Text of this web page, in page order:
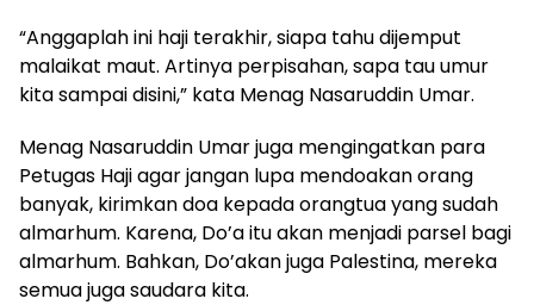
“Anggaplah ini haji terakhir, siapa tahu dijemput
malaikat maut. Artinya perpisahan, sapa tau umur
kita sampai disini,” kata Menag Nasaruddin Umar.
Menag Nasaruddin Umar juga mengingatkan para
Petugas Haji agar jangan lupa mendoakan orang
banyak, kirimkan doa kepada orangtua yang sudah
almarhum. Karena, Do’a itu akan menjadi parsel bagi
almarhum. Bahkan, Do’akan juga Palestina, mereka
semua juga saudara kita.